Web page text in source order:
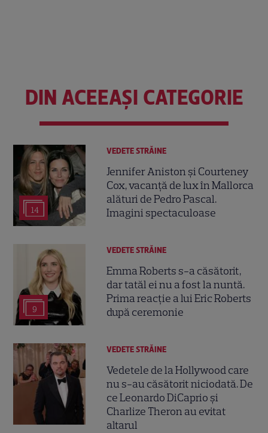
DIN ACEEAȘI CATEGORIE
14
VEDETE STRĂINE
Jennifer Aniston și Courteney
Cox, vacanță de lux în Mallorca
alături de Pedro Pascal.
Imagini spectaculoase
9
VEDETE STRĂINE
Emma Roberts s-a căsătorit,
dar tatăl ei nu a fost la nuntă.
Prima reacție a lui Eric Roberts
după ceremonie
VEDETE STRĂINE
Vedetele de la Hollywood care
nu s-au căsătorit niciodată. De
ce Leonardo DiCaprio și
Charlize Theron au evitat
altarul